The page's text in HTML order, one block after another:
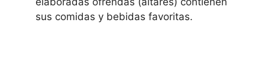
sus comidas y bebidas favoritas.